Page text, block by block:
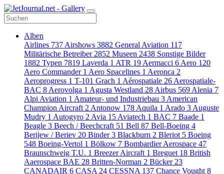
Alben
Airlines 737 Airshows 3882 General Aviation 117
Militärische Betreiber 2852 Museen 2438 Sonstige Bilder
1882 Typen 7819 Laverda 1 ATR 19 Aermacci 6 Aero 120
Aero Commander 1 Aero Spacelines 1 Aeronca 2
Aeroprogress 1 T-101 Grach 1 Aérospatiale 26 Aerospatiale-
BAC 8 Aerovolga 1 Agusta Westland 28 Airbus 569 Alenia 7
Alpi Aviation 1 Amateur- und Industriebau 3 American
Champion Aircraft 2 Antonow 178 Aquila 1 Arado 3 Auguste
Mudry 1 Autogyro 2 Avia 15 Aviatech 1 BAC 7 Baade 1
Beagle 3 Beech / Beechcraft 51 Bell 87 Bell-Boeing 4
Berijew / Beriev 20 Binder3 Blackburn 2 Bleriot 5 Boeing
548 Boeing-Vertol 1 Bölkow 7 Bombardier Aerospace 47
Braunschweig T.U. 1 Breezer Aircraft 1 Breguet 18 British
Aaerospace BAE 28 Britten-Norman 2 Bücker 23
CANADAIR 6 CASA 24 CESSNA 137 Chance Vought 8